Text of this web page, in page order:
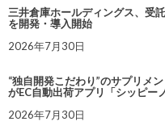
三井倉庫ホールディングス、受
を開発・導入開始
2026年7月30日
“独自開発こだわり”のサプリメ
がEC自動出荷アプリ「シッピー
2026年7月30日